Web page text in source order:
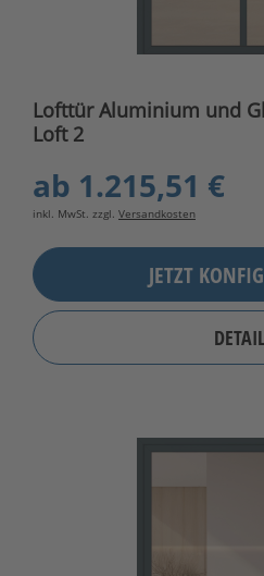
Lofttür Aluminium und
Loft 2
ab 1.215,51 €
inkl. MwSt. zzgl. Versandkosten
JETZT